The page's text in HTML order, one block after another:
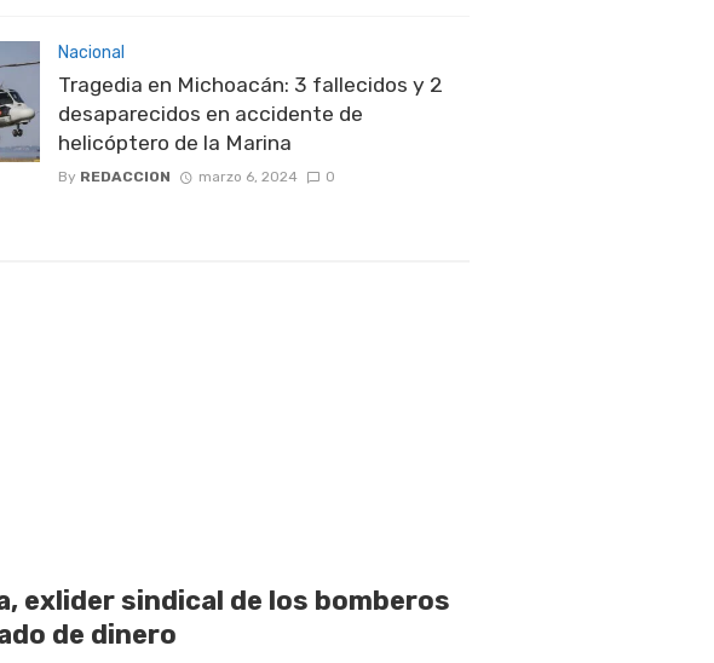
Nacional
Tragedia en Michoacán: 3 fallecidos y 2
desaparecidos en accidente de
helicóptero de la Marina
By REDACCION marzo 6, 2024 0
exlider sindical de los bomberos
de dinero